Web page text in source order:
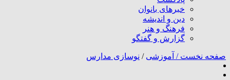
خبرهای بانوان
دین و اندیشه
فرهنگ و هنر
گزارش و گفتگو
صفحه نخست / آموزشی / نوسازی مدارس